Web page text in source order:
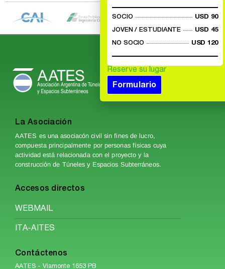
La Asociación
AATES es una asociacón civil sin fines de lucro,
compuesta principalmente por personas físicas cuya
actividad está relacionada con el proyecto y la
construcción de Túneles y Espacios Subterráneos.
Accesos directos
WEBMAIL
ITA-AITES
Contáctenos
AATES - Viamonte 1653 PB
SOCIO
USD 90
JOVEN / ESTUDIANTE
USD 45
NO SOCIO
USD 120
Reserve su lugar
Formulario